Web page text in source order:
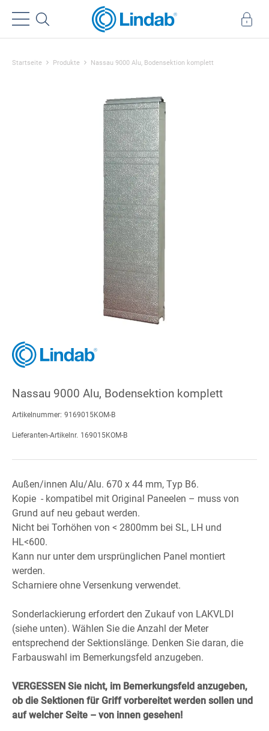
Startseite Produkte Nassau 9000 Alu, Bodensektion komplett
Nassau 9000 Alu, Bodensektion komplett
Artikelnummer: 9169015KOM-B
Lieferanten-Artikelnr. 169015KOM-B
Außen/innen Alu/Alu. 670 x 44 mm, Typ B6.
Kopie - kompatibel mit Original Paneelen – muss von
Grund auf neu gebaut werden.
Nicht bei Torhöhen von < 2800mm bei SL, LH und
HL<600.
Kann nur unter dem ursprünglichen Panel montiert
werden.
Scharniere ohne Versenkung verwendet.
Sonderlackierung erfordert den Zukauf von LAKVLDI
(siehe unten). Wählen Sie die Anzahl der Meter
entsprechend der Sektionslänge. Denken Sie daran, die
Farbauswahl im Bemerkungsfeld anzugeben.
VERGESSEN Sie nicht, im Bemerkungsfeld anzugeben,
ob die Sektionen für Griff vorbereitet werden sollen und
auf welcher Seite – von innen gesehen!